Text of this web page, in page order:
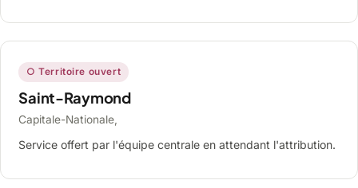
○ Territoire ouvert
Saint-Raymond
Capitale-Nationale,
Service offert par l'équipe centrale en attendant l'attribution.